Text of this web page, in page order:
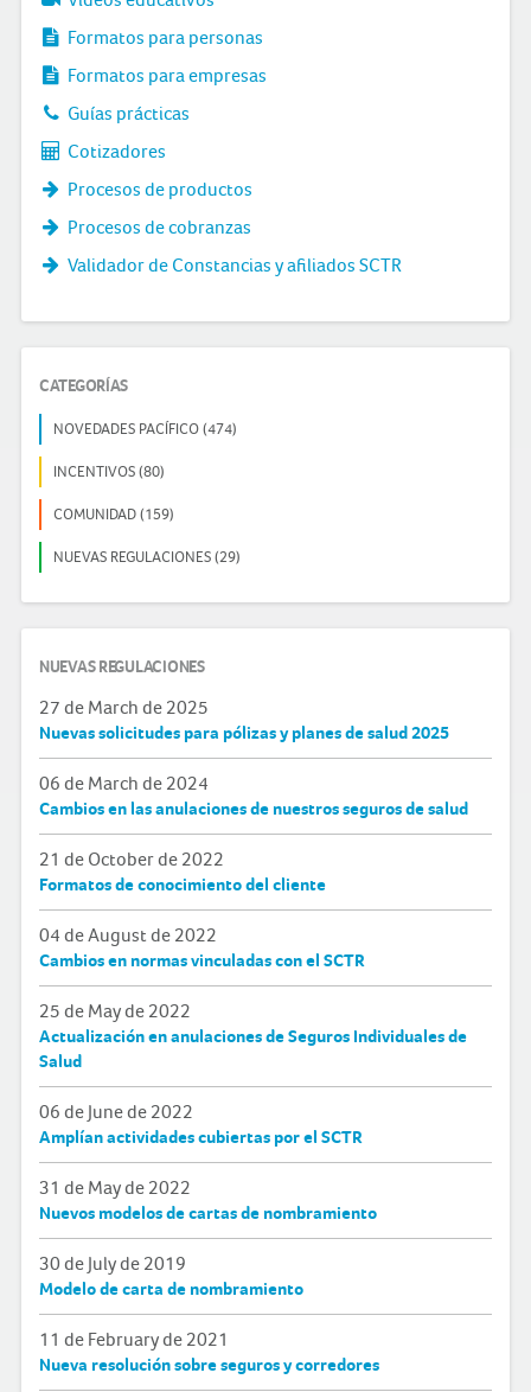
Formatos para personas
Formatos para empresas
Guías prácticas
Cotizadores
Procesos de productos
Procesos de cobranzas
Validador de Constancias y afiliados SCTR
CATEGORÍAS
NOVEDADES PACÍFICO (474)
INCENTIVOS (80)
COMUNIDAD (159)
NUEVAS REGULACIONES (29)
NUEVAS REGULACIONES
27 de March de 2025
Nuevas solicitudes para pólizas y planes de salud 2025
06 de March de 2024
Cambios en las anulaciones de nuestros seguros de salud
21 de October de 2022
Formatos de conocimiento del cliente
04 de August de 2022
Cambios en normas vinculadas con el SCTR
25 de May de 2022
Actualización en anulaciones de Seguros Individuales de
Salud
06 de June de 2022
Amplían actividades cubiertas por el SCTR
31 de May de 2022
Nuevos modelos de cartas de nombramiento
30 de July de 2019
Modelo de carta de nombramiento
11 de February de 2021
Nueva resolución sobre seguros y corredores